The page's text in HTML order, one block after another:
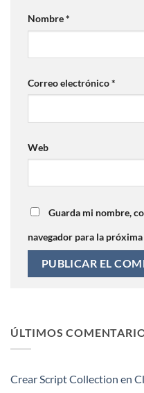
Nombre*
Correo electrónico*
Web
Guarda mi nombre,
navegador para la
ÚLTIMOS
Crear Script Collection en